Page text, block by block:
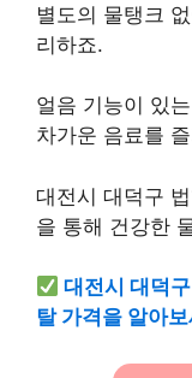
별도의 물탱크
리하죠.
얼음 기능이 있
차가운 음료를
대전시 대덕구
을 통해 건강한
대전시 대덕
탈 가격을 알아